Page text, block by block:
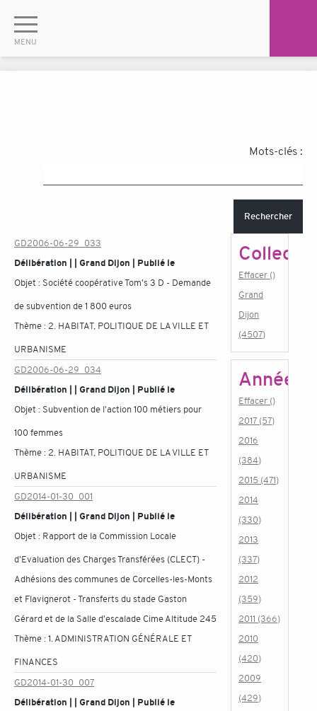
Mots-clés :
Rechercher
GD2006-06-29_033
Délibération | | Grand Dijon | Publié le
Objet : Société coopérative Tom's 3 D - Demande
de subvention de 1 800 euros
Thème : 2. HABITAT, POLITIQUE DE LA VILLE ET
URBANISME
GD2006-06-29_034
Délibération | | Grand Dijon | Publié le
Objet : Subvention de l'action 100 métiers pour
100 femmes
Thème : 2. HABITAT, POLITIQUE DE LA VILLE ET
URBANISME
GD2014-01-30_001
Délibération | | Grand Dijon | Publié le
Objet : Rapport de la Commission Locale
d'Evaluation des Charges Transférées (CLECT) -
Adhésions des communes de Corcelles-les-Monts
et Flavignerot - Transferts du stade Gaston
Gérard et de la Salle d'escalade Cime Altitude 245
Thème :1. ADMINISTRATION GÉNÉRALE ET
FINANCES
GD2014-01-30_007
Délibération | | Grand Dijon | Publié le
Effacer ()
Grand
Dijon
(4507)
Année
Effacer ()
2017 (57)
2016
(384)
2015 (471)
2014
(330)
2013
(337)
2012
(359)
2011 (366)
2010
(420)
2009
(429)